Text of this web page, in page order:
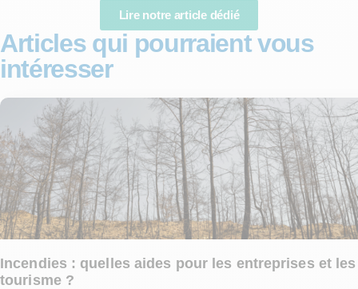
Lire notre article dédié
Articles qui pourraient vous
intéresser
Incendies : quelles aides pour les entreprises et
tourisme ?